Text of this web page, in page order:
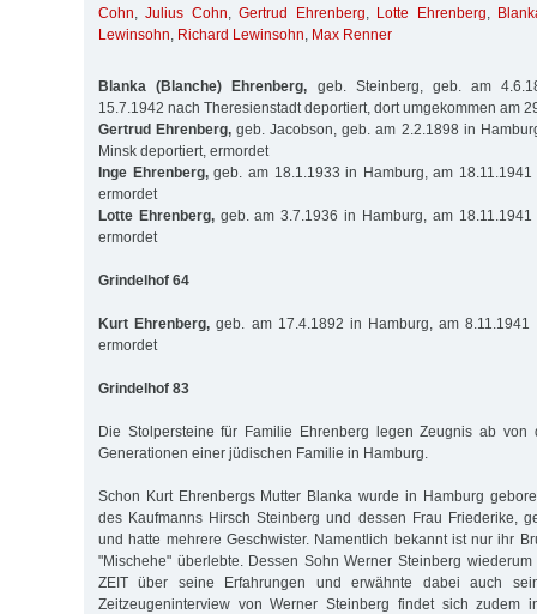
Cohn,Julius Cohn,Gertrud Ehrenberg, Lotte Ehrenberg,
Lewinsohn, Richard Lewinsohn, Max Renner
Blanka (Blanche) Ehrenberg, geb. Steinberg, geb. am
15.7.1942 nach Theresienstadt deportiert, dort umgekommen am
Gertrud Ehrenberg, geb. Jacobson, geb. am 2.2.1898 in
Minsk deportiert, ermordet
Inge Ehrenberg,geb. am 18.1.1933 in Hamburg, am 18.11.1941
ermordet
Lotte Ehrenberg,geb. am 3.7.1936 in Hamburg, am 18.11.1941
ermordet
Grindelhof 64
Kurt Ehrenberg, geb. am 17.4.1892 in Hamburg, am 8.11.1941
ermordet
Grindelhof 83
Die Stolpersteine für Familie Ehrenberg legen Zeugnis ab von
Generationen einer jüdischen Familie in Hamburg.
Schon Kurt Ehrenbergs Mutter Blanka wurde in Hamburg
des Kaufmanns Hirsch Steinberg und dessen Frau Friederike,
und hatte mehrere Geschwister. Namentlich bekannt ist nur ihr
"Mischehe" überlebte. Dessen Sohn Werner Steinberg
ZEIT über seine Erfahrungen und erwähnte dabei auch
Zeitzeugeninterview von Werner Steinberg findet sich zudem